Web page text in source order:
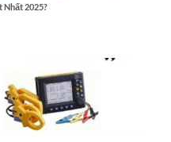
Nhất 2025?